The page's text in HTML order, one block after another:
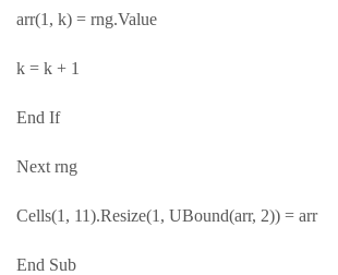
arr(1, k) = rng.Value
k = k + 1
End If
Next rng
Cells(1, 11).Resize(1, UBound(arr, 2)) = arr
End Sub